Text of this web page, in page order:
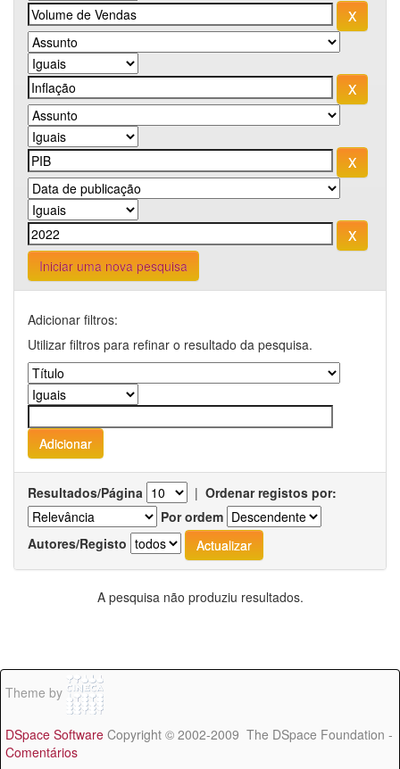
Iniciar uma nova pesquisa
Adicionar filtros:
Utilizar filtros para refinar o resultado da pesquisa.
Resultados/Página | Ordenar registos por:
Por ordem
Autores/Registo
A pesquisa não produziu resultados.
Theme by
DSpace Software Copyright © 2002-2009 The DSpace Foundation -
Comentários